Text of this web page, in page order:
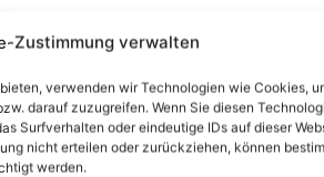
Zustimmung verwalten
verwenden wir Technologien wie Cookies,
darauf zuzugreifen. Wenn Sie diesen
Surfverhalten oder eindeutige IDs auf dieser
nicht erteilen oder zurückziehen, können
werden.
in Österreich vom nationalen
selbst, sondern auch die
Soweit zum Zeitpunkt der
zwischen unionsrechtlicher